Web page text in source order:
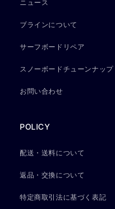
ニュース
ブラインについて
サーフボードリペア
スノーボードチューンナップ
お問い合わせ
POLICY
配送・送料について
返品・交換について
特定商取引法に基づく表記